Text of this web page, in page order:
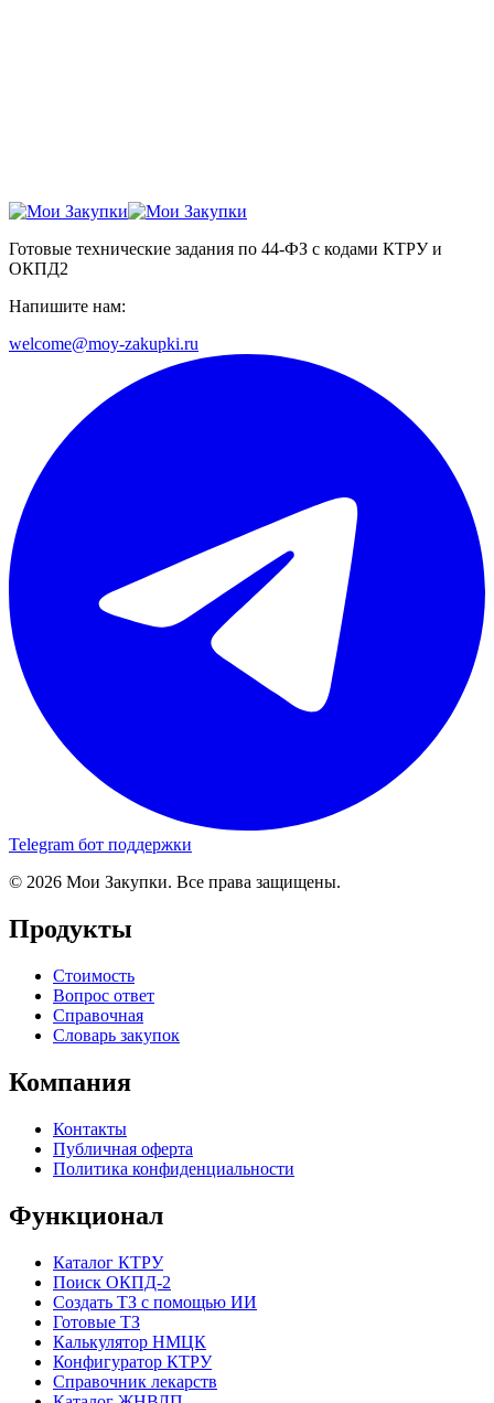
Готовые технические задания по 44-ФЗ с кодами КТРУ и
ОКПД2
Напишите нам:
welcome@moy-zakupki.ru
Telegram бот поддержки
© 2026 Мои Закупки. Все права защищены.
Продукты
Стоимость
Вопрос ответ
Справочная
Словарь закупок
Компания
Контакты
Публичная оферта
Политика конфиденциальности
Функционал
Каталог КТРУ
Поиск ОКПД-2
Создать ТЗ с помощью ИИ
Готовые ТЗ
Калькулятор НМЦК
Конфигуратор КТРУ
Справочник лекарств